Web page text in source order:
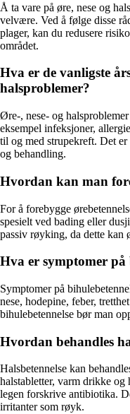
Å ta vare på øre, nese og
velvære. Ved å følge disse
plager, kan du redusere
området.
Hva er de vanligste
halsproblemer?
Øre-, nese- og
eksempel infeksjoner,
til og med strupekreft. Det
og behandling.
Hvordan kan man
For å forebygge
spesielt ved bading eller
passiv røyking, da dette kan
Hva er symptomer på
Symptomer på
nese, hodepine, feber,
bihulebetennelse bør man
Hvordan behandles
Halsbetennelse kan
halstabletter, varm drikke og
legen forskrive antibiotika.
irritanter som røyk.